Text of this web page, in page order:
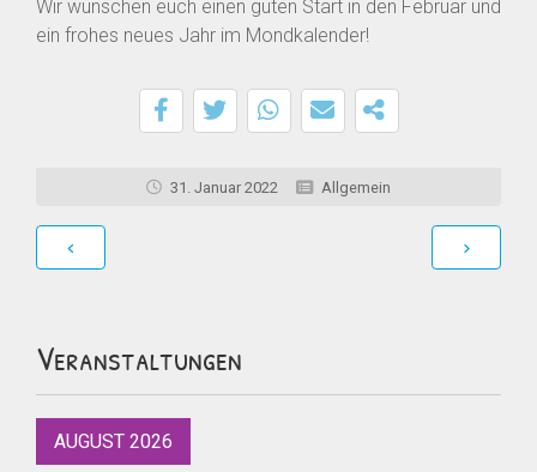
Wir wünschen euch einen guten Start in den Februar und
ein frohes neues Jahr im Mondkalender!
31. Januar 2022 Allgemein
Veranstaltungen
AUGUST 2026